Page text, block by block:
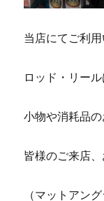
当店にてご利用
ロッド・リー
小物や消耗品
皆様のご来店、
（マットアング